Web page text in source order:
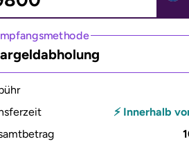
⚡ Innerhalb